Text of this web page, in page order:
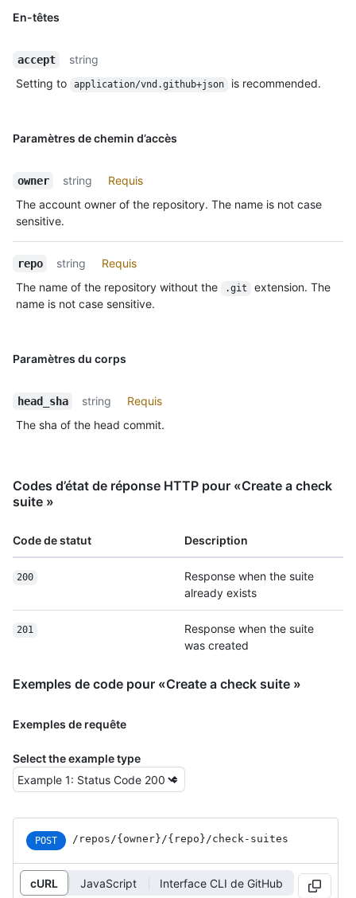
En-têtes
accept
string
Setting to
application/vnd.github+json is recommended.
Paramètres de chemin d’accès
owner string
Requis
The account owner of the repository. The name is not case
sensitive.
repo string
Requis
The name of the repository without the
.git
extension. The
name is not case sensitive.
Paramètres du corps
head_sha string
Requis
The sha of the head commit.
Codes d’état de réponse HTTP pour «Create a check
suite »
Code de statut Description
200
Response when the suite
already exists
201
Response when the suite
was created
Exemples de code pour «Create a check suite »
Exemples de requête
Select the example type
POST /repos/{owner}/{repo}/check-suites
cURL JavaScript Interface CLI de GitHub